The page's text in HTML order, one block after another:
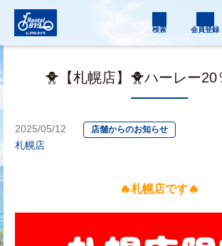
検索 会員登録
🐥【札幌店】🐥ハーレー20
2025/05/12 店舗からのお知らせ
札幌店
🔥札幌店です🔥